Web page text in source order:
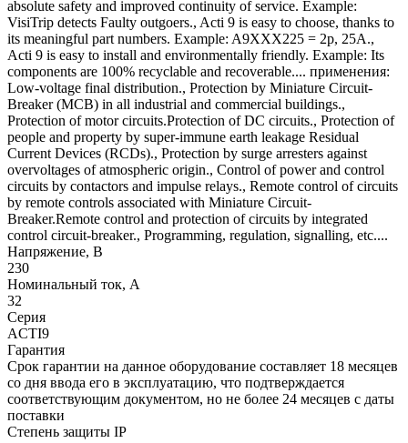
absolute safety and improved continuity of service. Example:
VisiTrip detects Faulty outgoers., Acti 9 is easy to choose, thanks to
its meaningful part numbers. Example: A9XXX225 = 2p, 25A.,
Acti 9 is easy to install and environmentally friendly. Example: Its
components are 100% recyclable and recoverable.... применения:
Low-voltage final distribution., Protection by Miniature Circuit-
Breaker (MCB) in all industrial and commercial buildings.,
Protection of motor circuits.Protection of DC circuits., Protection of
people and property by super-immune earth leakage Residual
Current Devices (RCDs)., Protection by surge arresters against
overvoltages of atmospheric origin., Control of power and control
circuits by contactors and impulse relays., Remote control of circuits
by remote controls associated with Miniature Circuit-
Breaker.Remote control and protection of circuits by integrated
control circuit-breaker., Programming, regulation, signalling, etc....
Напряжение, В
230
Номинальный ток, А
32
Серия
ACTI9
Гарантия
Срок гарантии на данное оборудование составляет 18 месяцев
со дня ввода его в эксплуатацию, что подтверждается
соответствующим документом, но не более 24 месяцев с даты
поставки
Степень защиты IP